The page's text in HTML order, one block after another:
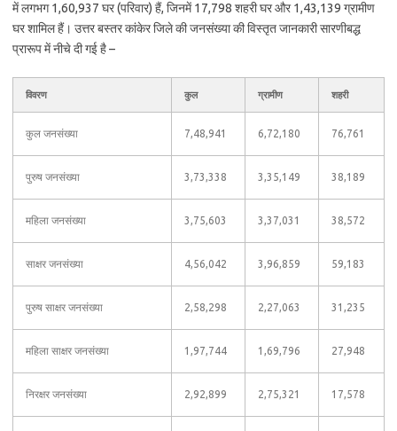
में लगभग 1,60,937 घर (परिवार) हैं, जिनमें 17,798 शहरी घर और 1,43,139 ग्रामीण
घर शामिल हैं। उत्तर बस्तर कांकेर जिले की जनसंख्या की विस्तृत जानकारी सारणीबद्ध
प्रारूप में नीचे दी गई है –
विवरण कुल ग्रामीण शहरी
कुल जनसंख्या 7,48,941 6,72,180 76,761
पुरुष जनसंख्या 3,73,338 3,35,149 38,189
महिला जनसंख्या 3,75,603 3,37,031 38,572
साक्षर जनसंख्या 4,56,042 3,96,859 59,183
पुरुष साक्षर जनसंख्या 2,58,298 2,27,063 31,235
महिला साक्षर जनसंख्या 1,97,744 1,69,796 27,948
निरक्षर जनसंख्या 2,92,899 2,75,321 17,578